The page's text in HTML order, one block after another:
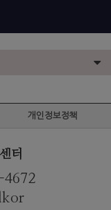
개인정보정책
터